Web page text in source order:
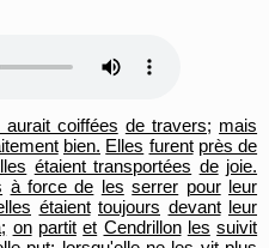
aurait coiffées de travers; mais
bien. Elles furent près de
étaient transportées de joie.
à force de les serrer pour leur
étaient toujours devant leur
on partit et Cendrillon les suivit